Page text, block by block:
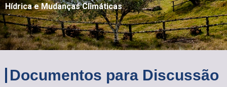
Hídrica e Mudanças Climáticas
Documentos para Discussão